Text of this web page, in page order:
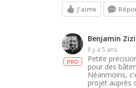
J'aime
PRO
Benjamin Zizi
il y a 5 ans
Petite
pour des
Néanmoins,
projet auprès